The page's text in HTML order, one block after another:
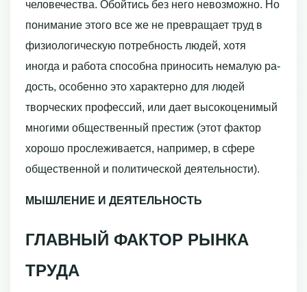
человечества. Обойтись без него невозможно. Но
понимание этого все же не превращает труд в
физиологиче­скую потребность людей, хотя
иногда и работа способна приносить немалую ра­
дость, особенно это характерно для людей
творческих профессий, или дает высокоценимый
многими общественный престиж (этот фактор
хорошо прослеживается, например, в сфере
общественной и политической деятельности).
МЫШЛЕНИЕ И ДЕЯТЕЛЬНОСТЬ
ГЛАВНЫЙ ФАКТОР РЫНКА
ТРУДА